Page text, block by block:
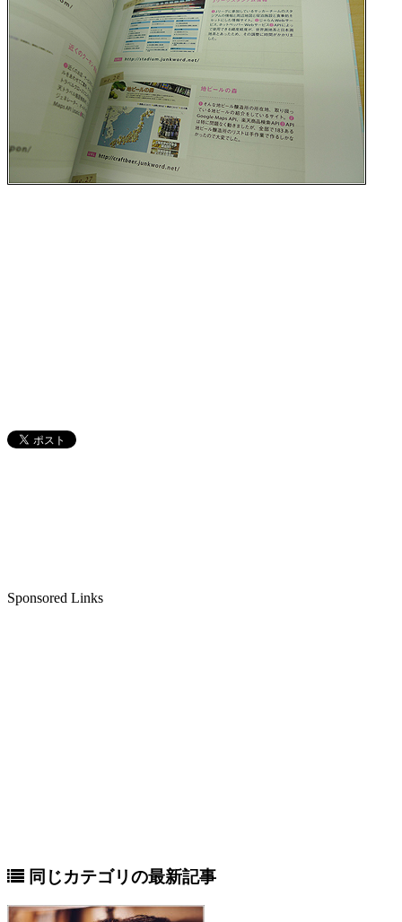
Sponsored Links
同じカテゴリの最新記事